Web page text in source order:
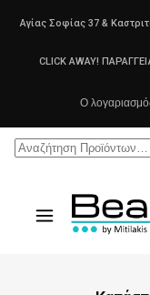
Αγίας Σοφίας 37 &
CLICK AWAY!
Ο
Search